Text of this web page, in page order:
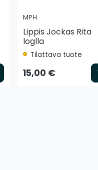
Valitse vaihtoehto
MPH
Lippis Jockas Rita
loglla
Tilattava tuote
15,00 €